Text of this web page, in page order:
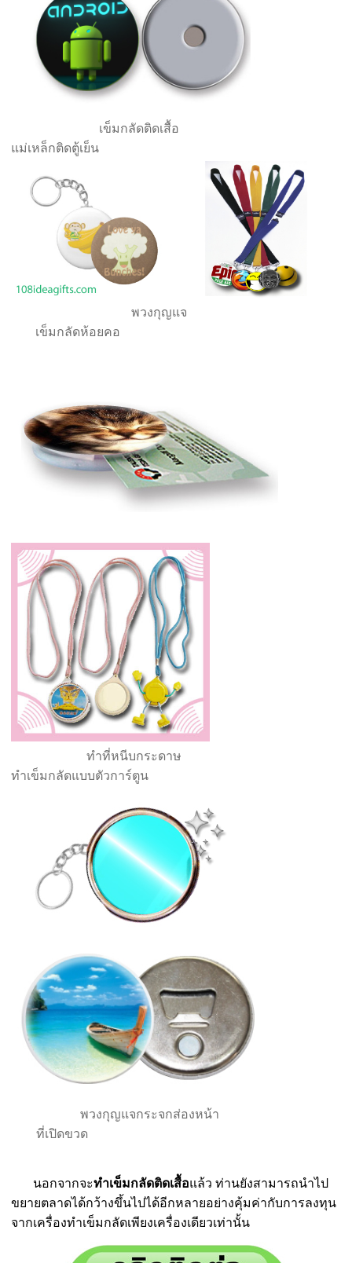
เข็มกลัดติดเสื้อ
แม่เหล็กติดตู้เย็น
พวงกุญแจ
เข็มกลัดห้อยคอ
ทำที่หนีบกระดาษ
ทำเข็มกลัดแบบตัวการ์ตูน
พวงกุญแจกระจกส่องหน้า
ที่เปิดขวด
นอกจากจะทำเข็มกลัดติดเสื้อแล้ว ท่านยังสามารถนำไป
ขยายตลาดได้กว้างขึ้นไปได้อีกหลายอย่างคุ้มค่ากับการลงทุน
จากเครื่องทำเข็มกลัดเพียงเครื่องเดียวเท่านั้น